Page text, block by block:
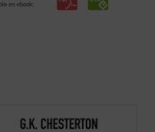
en ebook:
realizado en colaboración
Club Chesterton de la Universidad